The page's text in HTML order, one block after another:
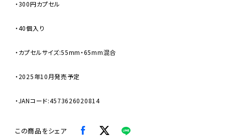
・300円カプセル
・40個入り
・カプセルサイズ:55mm・65mm混合
・2025年10月発売予定
・JANコード:4573626020814
この商品をシェア